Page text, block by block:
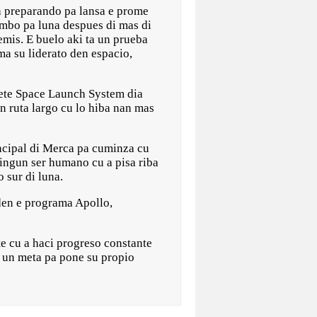
pa lansa e prome
pa luna despues di mas di
E buelo aki ta un prueba
su liderato den espacio,
Space Launch System dia
ruta largo cu lo hiba nan mas
di Merca pa cuminza cu
ser humano cu a pisa riba
sur di luna.
e programa Apollo,
cu a haci progreso constante
meta pa pone su propio